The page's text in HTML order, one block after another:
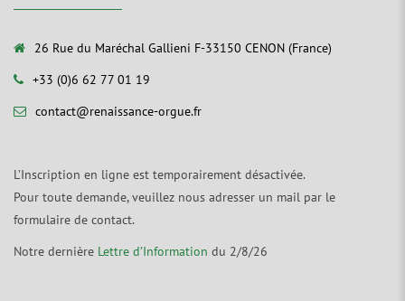
26 Rue du Maréchal Gallieni F-33150 CENON (France)
+33 (0)6 62 77 01 19
contact@renaissance-orgue.fr
L’Inscription en ligne est temporairement désactivée.
Pour toute demande, veuillez nous adresser un mail par le
formulaire de contact.
Notre dernière Lettre d’Information du 2/8/26